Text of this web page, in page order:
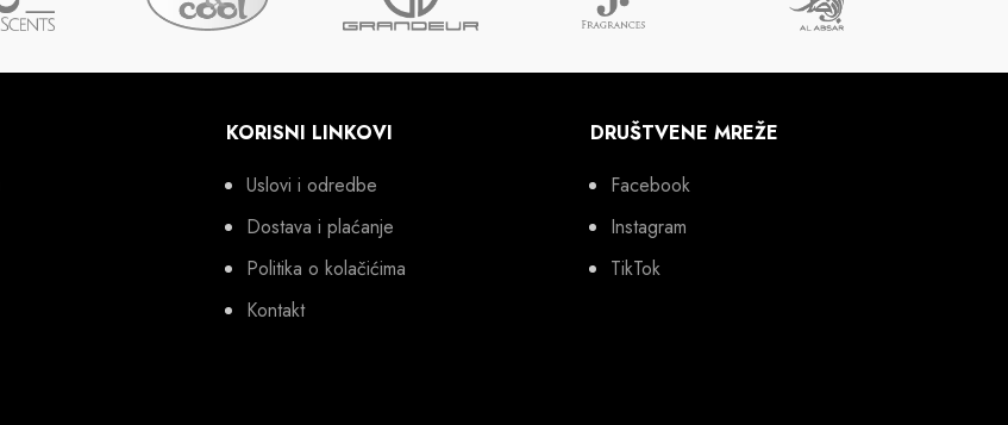
KORISNI LINKOVI
Uslovi i odredbe
Dostava i plaćanje
Politika o kolačićima
Kontakt
DRUŠTVENE MREŽE
Facebook
Instagram
TikTok